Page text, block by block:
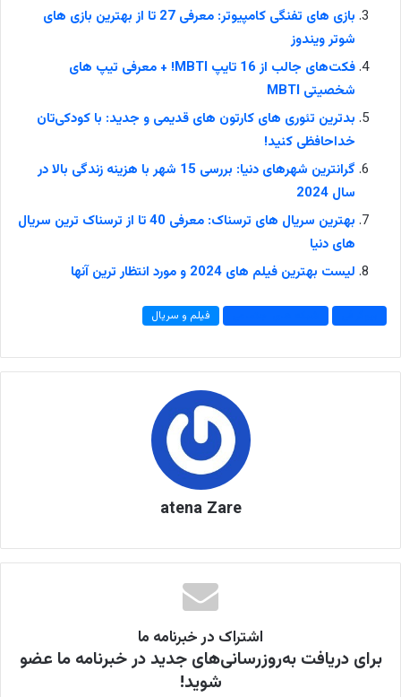
بازی های تفنگی کامپیوتر: معرفی 27 تا از بهترین بازی‌ های
شوتر ویندوز
فکت‌های جالب از 16 تایپ MBTI! + معرفی تیپ های
شخصیتی MBTI
بدترین تئوری های کارتون‌ های قدیمی و جدید: با کودکی‌تان
خداحافظی کنید!
گرانترین شهرهای دنیا: بررسی 15 شهر با هزینه زندگی بالا در
سال 2024
بهترین سریال های ترسناک: معرفی 40 تا از ترسناک ترین سریال
های دنیا
لیست بهترین فیلم های 2024 و مورد انتظار ترین آنها
فیلم و سریال
atena Zare
اشتراک در خبرنامه ما
برای دریافت به‌روزرسانی‌های جدید در خبرنامه ما عضو
شوید!